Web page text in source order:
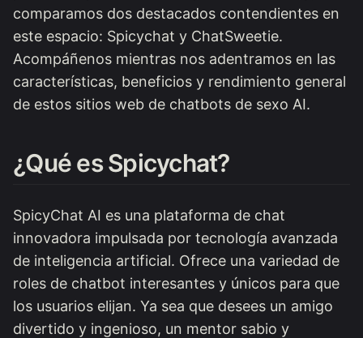
comparamos dos destacados contendientes en
este espacio: Spicychat y ChatSweetie.
Acompáñenos mientras nos adentramos en las
características, beneficios y rendimiento general
de estos sitios web de chatbots de sexo AI.
¿Qué es Spicychat?
SpicyChat AI es una plataforma de chat
innovadora impulsada por tecnología avanzada
de inteligencia artificial. Ofrece una variedad de
roles de chatbot interesantes y únicos para que
los usuarios elijan. Ya sea que desees un amigo
divertido y ingenioso, un mentor sabio y